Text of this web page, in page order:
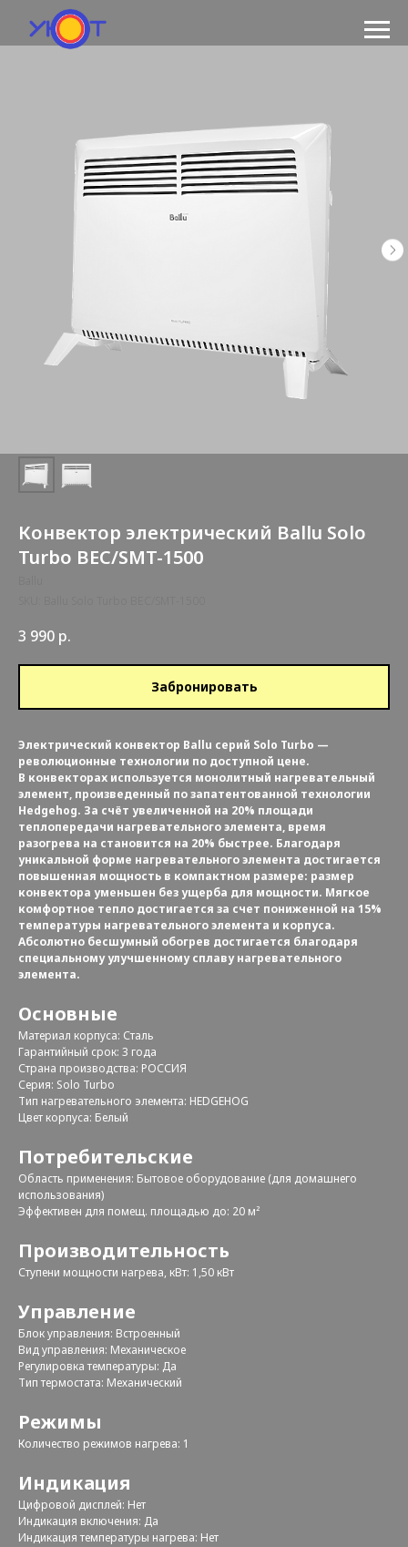
Конвектор электрический Ballu Solo
Turbo BEC/SMT-1500
3 990 р.
Забронировать
Электрический конвектор Ballu серий Solo Turbo —
революционные технологии по доступной цене.
В конвекторах используется монолитный нагревательный
элемент, произведенный по запатентованной технологии
Hedgehog. За счёт увеличенной на 20% площади
теплопередачи нагревательного элемента, время
разогрева на становится на 20% быстрее. Благодаря
уникальной форме нагревательного элемента достигается
повышенная мощность в компактном размере: размер
конвектора уменьшен без ущерба для мощности. Мягкое
комфортное тепло достигается за счет пониженной на 15%
температуры нагревательного элемента и корпуса.
Абсолютно бесшумный обогрев достигается благодаря
специальному улучшенному сплаву нагревательного
элемента.
Основные
Материал корпуса: Сталь
Гарантийный срок: 3 года
Страна производства: РОССИЯ
Серия: Solo Turbo
Тип нагревательного элемента: HEDGEHOG
Цвет корпуса: Белый
Потребительские
Область применения: Бытовое оборудование (для домашнего
использования)
Эффективен для помещ. площадью до: 20 м²
Производительность
Ступени мощности нагрева, кВт: 1,50 кВт
Управление
Блок управления: Встроенный
Вид управления: Механическое
Регулировка температуры: Да
Тип термостата: Механический
Режимы
Количество режимов нагрева: 1
Индикация
Цифровой дисплей: Нет
Индикация включения: Да
Индикация температуры нагрева: Нет